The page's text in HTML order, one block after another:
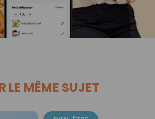
LE MÊME SUJET